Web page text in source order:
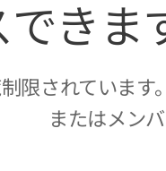
きま
限されていま
またはメン